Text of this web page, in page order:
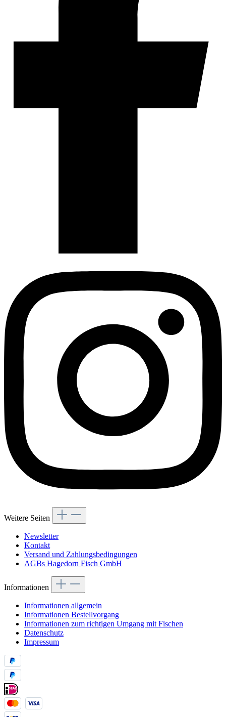
Weitere Seiten
Newsletter
Kontakt
Versand und Zahlungsbedingungen
AGBs Hagedorn Fisch GmbH
Informationen
Informationen allgemein
Informationen Bestellvorgang
Informationen zum richtigen Umgang mit Fischen
Datenschutz
Impressum